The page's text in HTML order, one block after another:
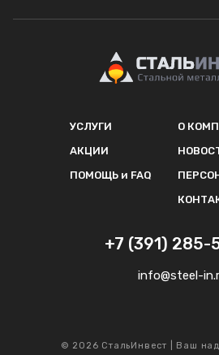
УСЛУГИ
АКЦИИ
ПОМОЩЬ и FAQ
О
+7 (391) 285-
info@steel-
© 2026 СтальИнвест | Ваш